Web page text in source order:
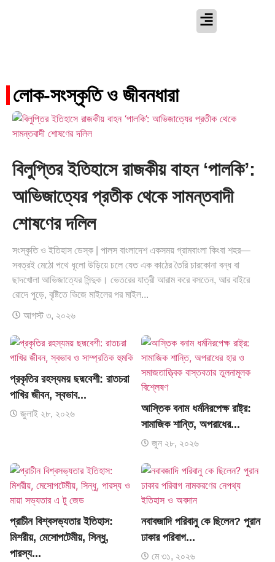
লোক-সংস্কৃতি ও জীবনধারা
বিলুপ্তির ইতিহাসে রাজকীয় বাহন ‘পালকি’:
আভিজাত্যের প্রতীক থেকে সামন্তবাদী
শোষণের দলিল
সংস্কৃতি ও ইতিহাস ডেস্ক | পালস বাংলাদেশ একসময় গ্রামবাংলা কিংবা শহর—
সবত্রই মেঠো পথে ধূলো উড়িয়ে চলে যেত এক কাঠের তৈরি চারকোনা বন্ধ বা
ছাদখোলা আভিজাত্যের সিন্দুক। ভেতরের যাত্রী আরাম করে বসতেন, আর বাইরে
রোদে পুড়ে, বৃষ্টিতে ভিজে মাইলের পর মাইল...
আগস্ট ৩, ২০২৬
প্রকৃতির রহস্যময় ছদ্মবেশী: রাতচরা
পাখির জীবন, স্বভাব...
জুলাই ২৮, ২০২৬
আস্তিক বনাম ধর্মনিরপেক্ষ রাষ্ট্র:
সামাজিক শান্তি, অপরাধের...
জুন ২৮, ২০২৬
প্রাচীন বিশ্বসভ্যতার ইতিহাস:
মিশরীয়, মেসোপটেমীয়, সিন্ধু,
পারস্য...
নবাবজাদি পরিবানু কে ছিলেন? পুরান
ঢাকার পরিবাগ...
মে ৩১, ২০২৬